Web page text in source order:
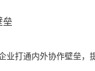
垒
业打通内外协作壁垒，